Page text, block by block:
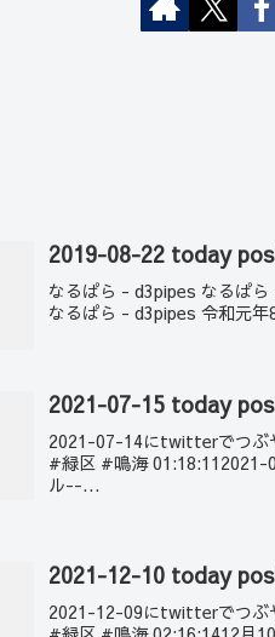
2019-08-22 today
なるぱら - d3pipes なるぱ
なるぱら - d3pipes 令和元
2021-07-15 today
2021-07-14にtwitterでつぶ
#緑区 #鳴海 01:18:112021-
ル--...
2021-12-10 today
2021-12-09にtwitterでつぶ